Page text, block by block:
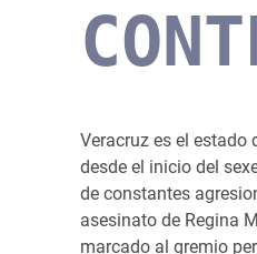
Veracruz es el
desde el inicio del
de constantes
asesinato de Regina
marcado al gremio